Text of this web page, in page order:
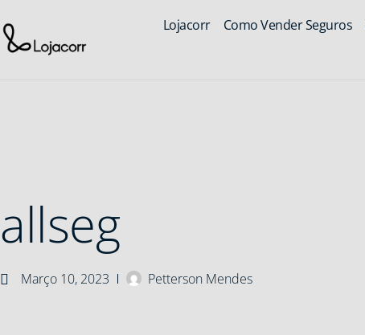
Lojacorr Como Vender Seguros
allseg
Março 10, 2023 Petterson Mendes